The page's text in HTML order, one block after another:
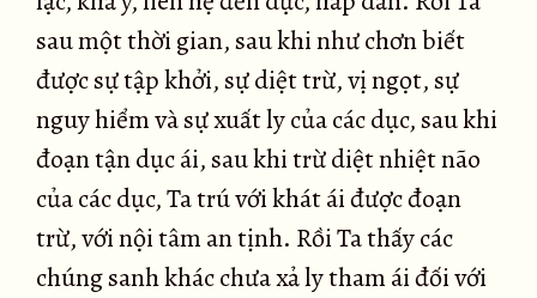
sau một thời gian, sau khi như chơn biết
được sự tập khởi, sự diệt trừ, vị ngọt, sự
nguy hiểm và sự xuất ly của các dục, sau khi
đoạn tận dục ái, sau khi trừ diệt nhiệt não
của các dục, Ta trú với khát ái được đoạn
trừ, với nội tâm an tịnh. Rồi Ta thấy các
chúng sanh khác chưa xả ly tham ái đối với